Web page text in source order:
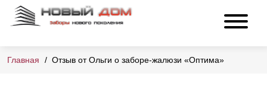
Главная Отзыв от Ольги о заборе-жалюзи «Оптима»